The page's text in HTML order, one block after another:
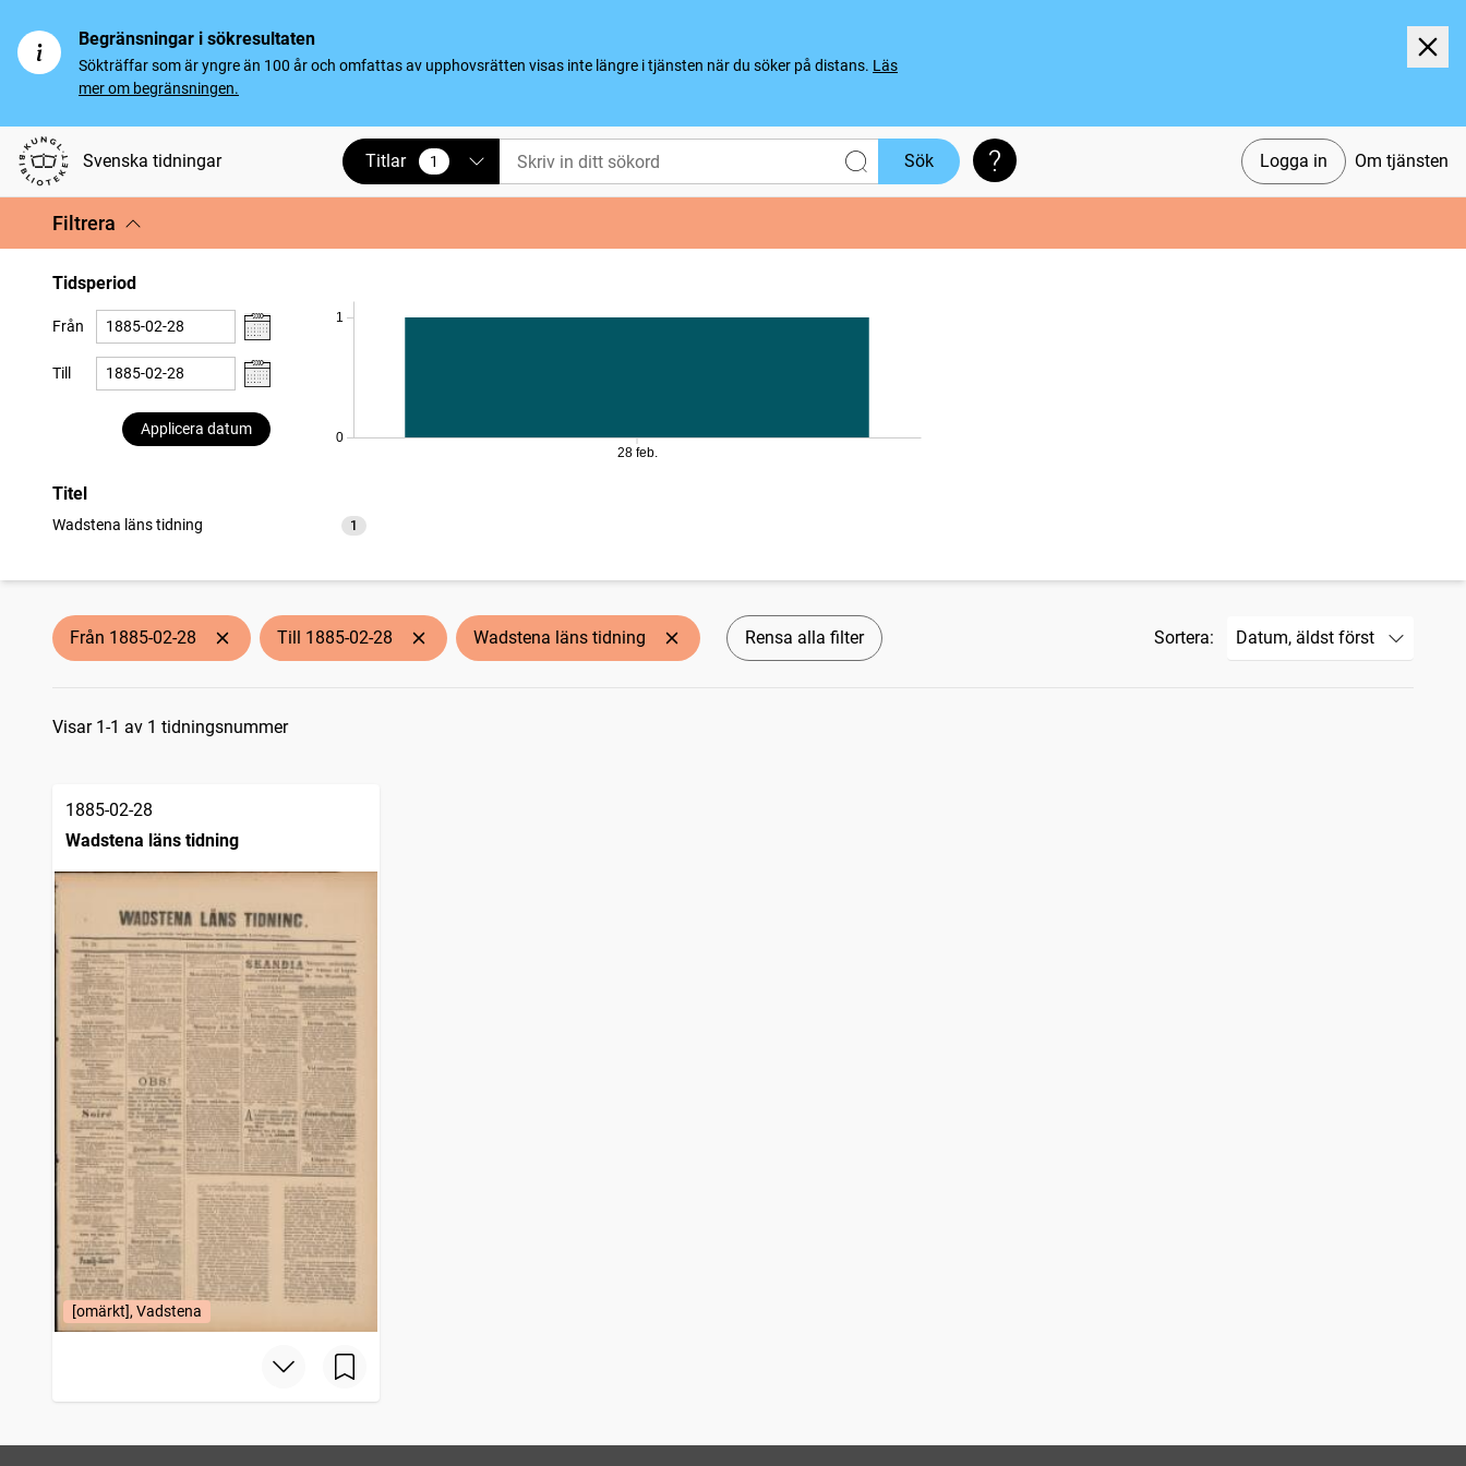
Begränsningar i sökresultaten
Sökträffar som är yngre än 100 år och omfattas av upphovsrätten visas inte längre i tjänsten när du söker på distans. Läs
mer om begränsningen.
Svenska tidningar Logga in Om tjänsten
Titlar 1
vald Sök Söktips
Filtrera
Tidsperiod
Från
Till
Applicera datum
0
1
28 feb.
Titel
Wadstena läns tidning 1
träffar
Från 1885-02-28 Till 1885-02-28 Wadstena läns tidning Rensa alla filter Sortera:
Sökresultat
Visar 1-1 av 1 tidningsnummer
1885-02-28
Wadstena läns tidning
[omärkt], Vadstena